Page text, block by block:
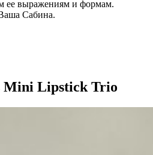
ее выражениям и формам.
Сабина.
Mini Lipstick Trio